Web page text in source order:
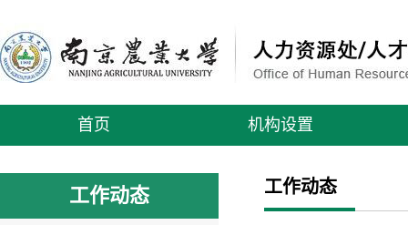
首页 机构设置
工作动态 工作动态